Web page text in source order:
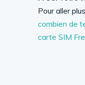
Pour aller
combien de
carte SIM